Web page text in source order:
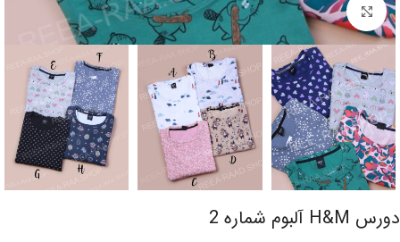
برای بزرگنمایی کلیک کنید
دورس H&M آلبوم شماره 2